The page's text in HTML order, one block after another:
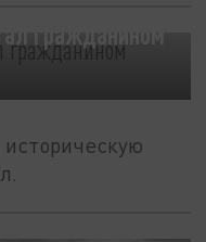
гражданином
историческую